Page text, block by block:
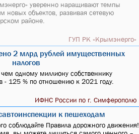
уверенно наращивают темпы
новых объектов, развивая сетевую
районе.
ГУП РК «Крымэнерго»
2 млрд рублей имущественных
налогов
одному миллиону собственнику
- 125 % по отношению к 2021 году.
ИФНС России по г. Симферополю
к пешеходам
соблюдайте Правила дорожного движения!